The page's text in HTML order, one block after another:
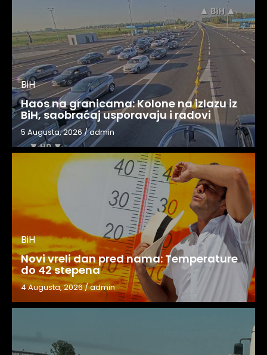
BiH
Haos na granicama: Kolone na izlazu iz
BiH, saobraćaj usporavaju i radovi
5 Augusta, 2026/admin
BiH
Novi vreli dan pred nama: Temperature
do 42 stepena
4 Augusta, 2026/admin